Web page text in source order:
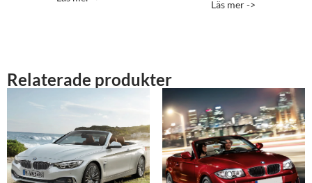
av 5
Läs mer ->
Relaterade produkter